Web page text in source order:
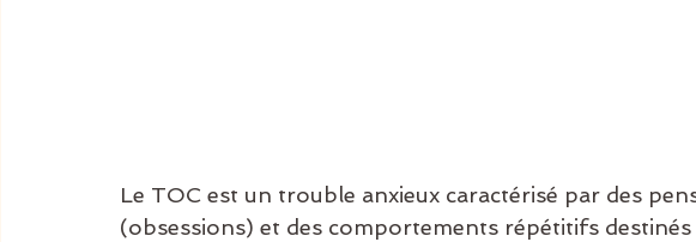
Le TOC est un trouble anxieux caractérisé par des
(obsessions) et des comportements répétitifs destinés